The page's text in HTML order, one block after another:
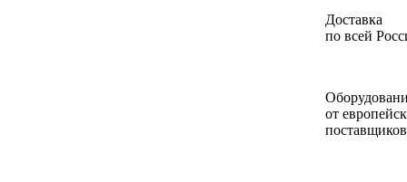
Доставка
по всей
от
поставщиков